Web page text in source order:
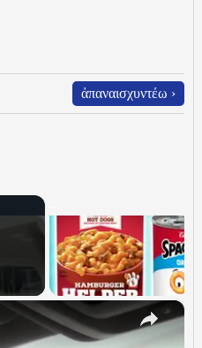
ἀπαναισχυντέω ›
×